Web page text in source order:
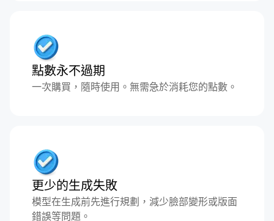
點數永不過期
一次購買，隨時使用。無需急於消耗您的點數。
更少的生成失敗
模型在生成前先進行規劃，減少臉部變形或版面
錯誤等問題。